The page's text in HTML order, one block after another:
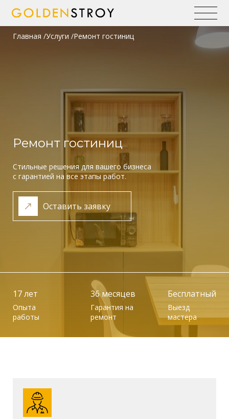
Главная Услуги Ремонт гостиниц
Ремонт гостиниц
Стильные решения для вашего бизнеса
с гарантией на все этапы работ.
Оставить заявку
17 лет
Опыта
работы
36 месяцев
Гарантия на
ремонт
Бесплатный
Выезд
мастера